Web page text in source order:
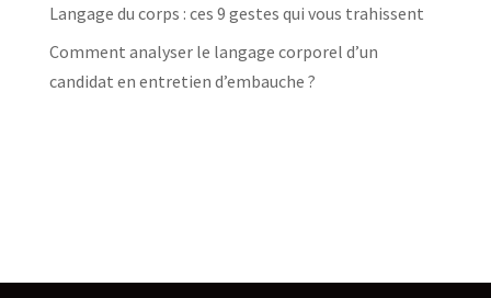
Langage du corps : ces 9 gestes qui vous trahissent
Comment analyser le langage corporel d’un
candidat en entretien d’embauche ?